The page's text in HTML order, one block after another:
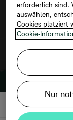
erforderlich sind.
auswählen,
Cookies platziert
Cookie-
Nur